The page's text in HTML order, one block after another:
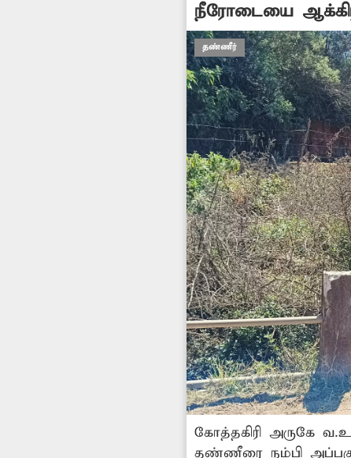
நீரோடையை
தண்ணீர்
கோத்தகிரி அருகே
தண்ணீரை நம்பி